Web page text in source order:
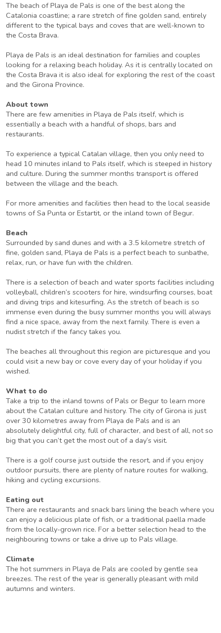
The beach of Playa de Pals is one of the best along the
Catalonia coastline; a rare stretch of fine golden sand, entirely
different to the typical bays and coves that are well-known to
the Costa Brava.
Playa de Pals is an ideal destination for families and couples
looking for a relaxing beach holiday. As it is centrally located on
the Costa Brava it is also ideal for exploring the rest of the coast
and the Girona Province.
About town
There are few amenities in Playa de Pals itself, which is
essentially a beach with a handful of shops, bars and
restaurants.
To experience a typical Catalan village, then you only need to
head 10 minutes inland to Pals itself, which is steeped in history
and culture. During the summer months transport is offered
between the village and the beach.
For more amenities and facilities then head to the local seaside
towns of Sa Punta or Estartit, or the inland town of Begur.
Beach
Surrounded by sand dunes and with a 3.5 kilometre stretch of
fine, golden sand, Playa de Pals is a perfect beach to sunbathe,
relax, run, or have fun with the children.
There is a selection of beach and water sports facilities including
volleyball, children’s scooters for hire, windsurfing courses, boat
and diving trips and kitesurfing. As the stretch of beach is so
immense even during the busy summer months you will always
find a nice space, away from the next family. There is even a
nudist stretch if the fancy takes you.
The beaches all throughout this region are picturesque and you
could visit a new bay or cove every day of your holiday if you
wished.
What to do
Take a trip to the inland towns of Pals or Begur to learn more
about the Catalan culture and history. The city of Girona is just
over 30 kilometres away from Playa de Pals and is an
absolutely delightful city, full of character, and best of all, not so
big that you can’t get the most out of a day’s visit.
There is a golf course just outside the resort, and if you enjoy
outdoor pursuits, there are plenty of nature routes for walking,
hiking and cycling excursions.
Eating out
There are restaurants and snack bars lining the beach where you
can enjoy a delicious plate of fish, or a traditional paella made
from the locally-grown rice. For a better selection head to the
neighbouring towns or take a drive up to Pals village.
Climate
The hot summers in Playa de Pals are cooled by gentle sea
breezes. The rest of the year is generally pleasant with mild
autumns and winters.